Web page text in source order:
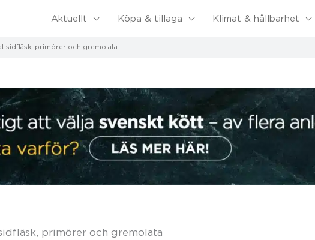
Aktuellt Köpa & tillaga Klimat & hållbarhet
sidfläsk, primörer och gremolata
primörer och gremolata